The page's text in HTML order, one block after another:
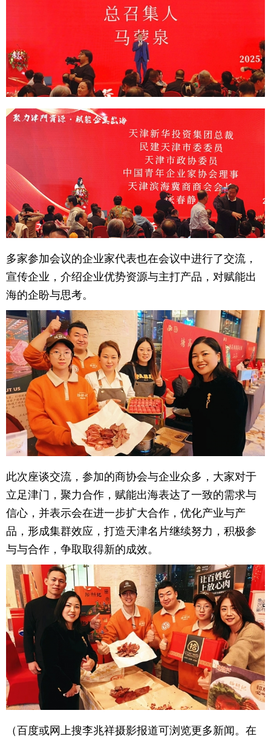
多家参加会议的企业家代表也在会议中进行了交流，
宣传企业，介绍企业优势资源与主打产品，对赋能出
海的企盼与思考。
此次座谈交流，参加的商协会与企业众多，大家对于
立足津门，聚力合作，赋能出海表达了一致的需求与
信心，并表示会在进一步扩大合作，优化产业与产
品，形成集群效应，打造天津名片继续努力，积极参
与与合作，争取取得新的成效。
（百度或网上搜李兆祥摄影报道可浏览更多新闻。在